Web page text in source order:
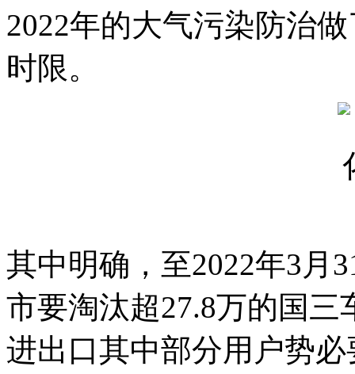
2022年的大气污染防治
时限。
其中明确，至2022年3月
市要淘汰超27.8万的国
进出口其中部分用户势